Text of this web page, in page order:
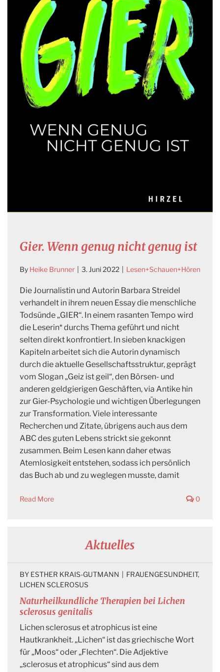
Gier. Wenn genug nicht genug ist
By Heike Brunner 3. Juni 2022 Lesen+Schauen+Hören
Die Journalistin und Autorin Barbara Streidel
verhandelt in ihrem neuen Essay die menschliche
Todsünde „GIER“. In einem rasanten Tempo wird
die Leserin* durchs Thema geführt und nicht
selten direkt konfrontiert. In sieben knackigen
Kapiteln arbeitet sich die Autorin dynamisch
durch die aktuelle Gesellschaftsstruktur, geprägt
vom Slogan „Geiz ist geil“, den Börsen- und
anderen geldgierigen Geschäften, via Antike hin
zur Gier-Psychologie und wichtigen Überlegungen
zur Transformation. Viele interessante
Recherchen und Zitate, übrigens auch aus dem
ABC des guten Lebens strickt sie gekonnt
zusammen. Beim Lesen kann daher etwas
Atemlosigkeit entstehen, sodass ich persönlich
das Buch ab und zu weglegen musste, damit
Read More 0
Aktuelles
Naturheilkundliche Therapien bei Lichen
sclerosus genitalis
BY ESTHER KRAIS-GUTMANN FRAUENGESUNDHEIT
LICHEN SCLEROSUS
Lichen sclerosus et atrophicus ist eine
Hautkrankheit. „Lichen“ ist das griechische Wort
für „Moos“ oder „Flechten“. Die Adjektive
„sclerosus et atrophicus“ sind aus dem